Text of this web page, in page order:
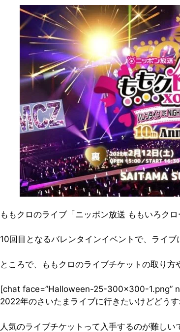
ももクロのライブ「ニッポン放送 ももいろク
10回目となるバレンタインイベントで、ライブ
ところで、ももクロのライブチケットの取り方
[chat face=”Halloween-25-300×300-1.png”
2022年のさいたまライブに行きたいけどどう
人気のライブチケットって入手するのが難しい